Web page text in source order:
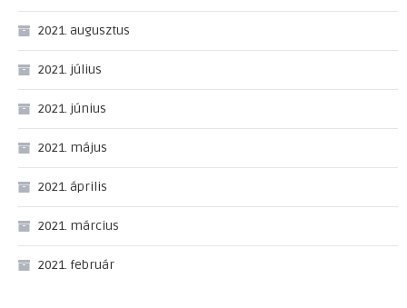
2021. augusztus
2021. július
2021. június
2021. május
2021. április
2021. március
2021. február